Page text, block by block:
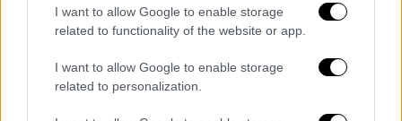
I want to allow Google to enable storage
related to functionality of the website or app.
I want to allow Google to enable storage
related to personalization.
ιστορία. Μετά από 6-7 χρόνια στασιμότητας,
ξεκινήσαμε την περίοδο των διερευνητικών
επαφών. Πήγαμε, ήρθαμε, κάναμε
συζητήσεις. Ας μιλήσουμε ευθέως για τα